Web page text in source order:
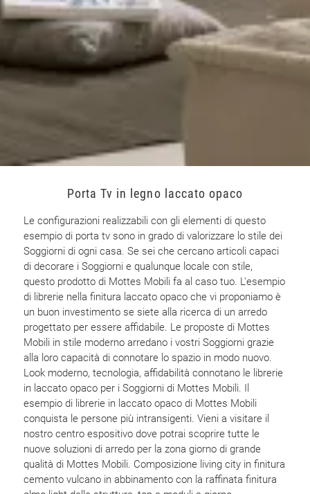
Porta Tv in legno laccato opaco
Le configurazioni realizzabili con gli elementi di questo
esempio di porta tv sono in grado di valorizzare lo stile dei
Soggiorni di ogni casa. Se sei che cercano articoli capaci
di decorare i Soggiorni e qualunque locale con stile,
questo prodotto di Mottes Mobili fa al caso tuo. L'esempio
di librerie nella finitura laccato opaco che vi proponiamo è
un buon investimento se siete alla ricerca di un arredo
progettato per essere affidabile. Le proposte di Mottes
Mobili in stile moderno arredano i vostri Soggiorni grazie
alla loro capacità di connotare lo spazio in modo nuovo.
Look moderno, tecnologia, affidabilità connotano le librerie
in laccato opaco per i Soggiorni di Mottes Mobili. Il
esempio di librerie in laccato opaco di Mottes Mobili
conquista le persone più intransigenti. Vieni a visitare il
nostro centro espositivo dove potrai scoprire tutte le
nuove soluzioni di arredo per la zona giorno di grande
qualità di Mottes Mobili. Composizione living city in finitura
cemento vulcano in abbinamento con la raffinata finitura